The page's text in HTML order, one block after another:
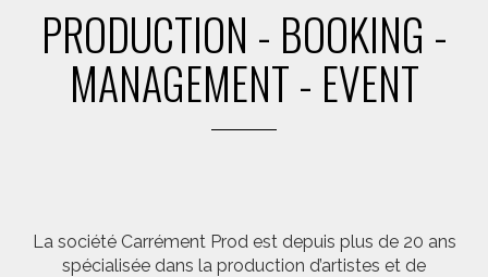
PRODUCTION - BOOKING -
MANAGEMENT - EVENT
La société Carrément Prod est depuis plus de 20 ans
spécialisée dans la production d’artistes et de